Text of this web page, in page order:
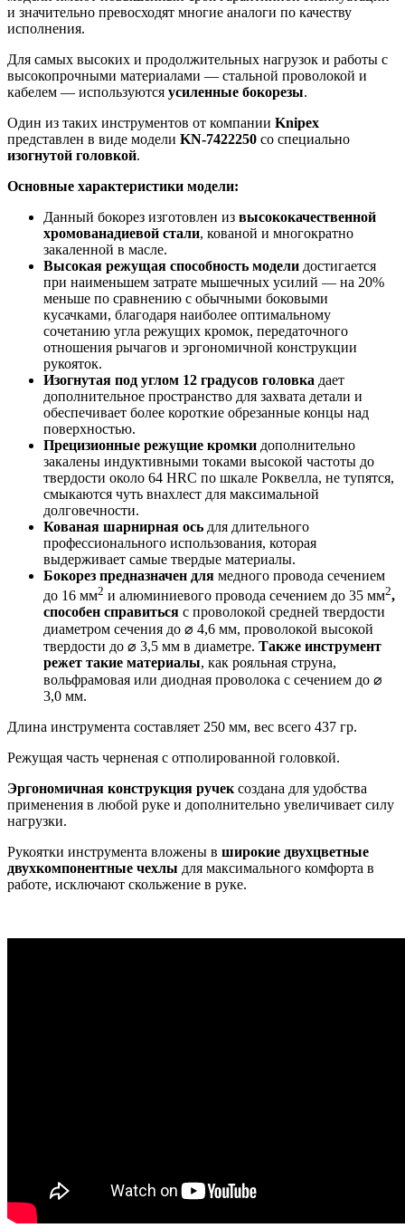
и значительно превосходят многие аналоги по качеству
исполнения.
Для самых высоких и продолжительных нагрузок и работы с
высокопрочными материалами — стальной проволокой и
кабелем — используются усиленные бокорезы.
Один из таких инструментов от компании Knipex
представлен в виде модели KN-7422250 со специально
изогнутой головкой.
Основные характеристики модели:
Данный бокорез изготовлен из высококачественной
хромованадиевой стали, кованой и многократно
закаленной в масле.
Высокая режущая способность модели достигается
при наименьшем затрате мышечных усилий — на 20%
меньше по сравнению с обычными боковыми
кусачками, благодаря наиболее оптимальному
сочетанию угла режущих кромок, передаточного
отношения рычагов и эргономичной конструкции
рукояток.
Изогнутая под углом 12 градусов головка дает
дополнительное пространство для захвата детали и
обеспечивает более короткие обрезанные концы над
поверхностью.
Прецизионные режущие кромки дополнительно
закалены индуктивными токами высокой частоты до
твердости около 64 HRC по шкале Роквелла, не тупятся,
смыкаются чуть внахлест для максимальной
долговечности.
Кованая шарнирная ось для длительного
профессионального использования, которая
выдерживает самые твердые материалы.
Бокорез предназначен для медного провода сечением
до 16 мм2 и алюминиевого провода сечением до 35 мм2,
способен справиться с проволокой средней твердости
диаметром сечения до ⌀ 4,6 мм, проволокой высокой
твердости до ⌀ 3,5 мм в диаметре. Также инструмент
режет такие материалы, как рояльная струна,
вольфрамовая или диодная проволока с сечением до ⌀
3,0 мм.
Длина инструмента составляет 250 мм, вес всего 437 гр.
Режущая часть черненая с отполированной головкой.
Эргономичная конструкция ручек создана для удобства
применения в любой руке и дополнительно увеличивает силу
нагрузки.
Рукоятки инструмента вложены в широкие двухцветные
двухкомпонентные чехлы для максимального комфорта в
работе, исключают скольжение в руке.